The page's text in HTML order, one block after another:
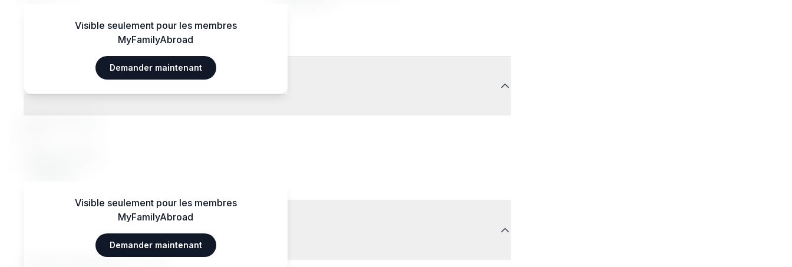
Visible seulement pour les membres
MyFamilyAbroad
Demander maintenant
Visible seulement pour les membres
MyFamilyAbroad
Demander maintenant